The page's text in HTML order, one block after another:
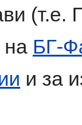
(т.е.
на БГ-
и за